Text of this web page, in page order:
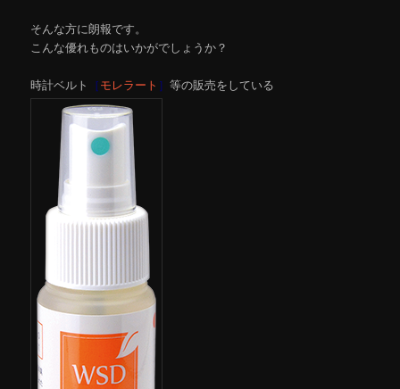
そんな方に朗報です。
こんな優れものはいかがでしょうか？
時計ベルト ［モレラート ］等の販売をしている